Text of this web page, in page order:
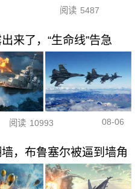
阅读 5487
来了，“生命线”告急
阅读 10993 08-06
，布鲁塞尔被逼到墙角